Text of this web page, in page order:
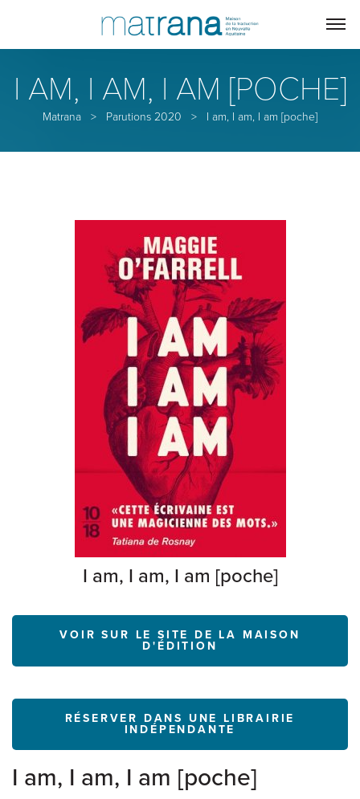
I AM, I AM, I AM [POCHE]
Matrana > Parutions 2020 > I am, I am, I am [poche]
I am, I am, I am [poche]
VOIR SUR LE SITE DE LA MAISON
D'ÉDITION
RÉSERVER DANS UNE LIBRAIRIE
INDÉPENDANTE
I am, I am, I am [poche]